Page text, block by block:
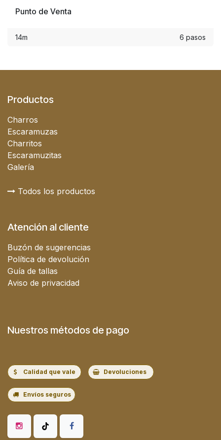
Punto de Venta
14m 6 pasos
Productos
Charros
Escaramuzas
Charritos
Escaramuzitas
Galería
Todos los productos
Atención al cliente
Buzón de sugerencias
Política de devolución
Guía de tallas
Aviso de privacidad
Nuestros métodos de pago
Calidad que vale Devoluciones
Envíos seguros